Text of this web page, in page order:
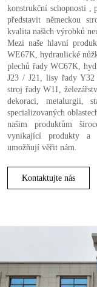
konstrukční schopnosti ,
představit německou
kvalita našich výrobků
Mezi naše hlavní
WE67K, hydraulické
plechů řady WC67K,
J23 / J21, lisy řady
stroj řady W11,
dekoraci, metalurgii,
specializovaných
našim produktům
vynikající produkty a
umožňují věřit nám.
Kontaktujte nás